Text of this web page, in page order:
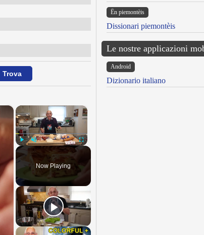
×
Fullscreen
Now Playing
×
Ën piemontèis
Dissionari piemontèis
Le nostre applicazioni
Android
Dizionario italiano